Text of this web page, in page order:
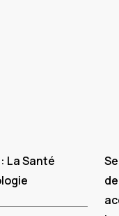
La Santé